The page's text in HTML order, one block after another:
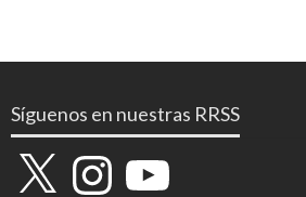
Síguenos en nuestras RRSS
X InstagramYouTube